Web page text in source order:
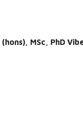
MSc, PhD